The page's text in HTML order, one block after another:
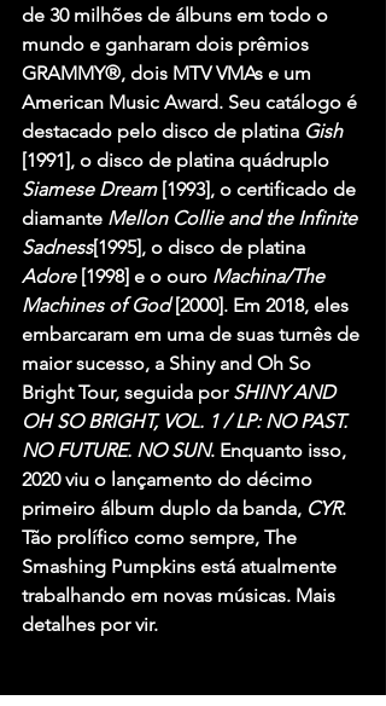
de 30 milhões de álbuns em todo o
mundo e ganharam dois prêmios
GRAMMY®, dois MTV VMAs e um
American Music Award. Seu catálogo é
destacado pelo disco de platina Gish
[1991], o disco de platina quádruplo
Siamese Dream [1993], o certificado de
diamante Mellon Collie and the Infinite
Sadness[1995], o disco de platina
Adore [1998] e o ouro Machina/The
Machines of God [2000]. Em 2018, eles
embarcaram em uma de suas turnês de
maior sucesso, a Shiny and Oh So
Bright Tour, seguida por SHINY AND
OH SO BRIGHT, VOL. 1 / LP: NO PAST.
NO FUTURE. NO SUN. Enquanto isso,
2020 viu o lançamento do décimo
primeiro álbum duplo da banda, CYR.
Tão prolífico como sempre, The
Smashing Pumpkins está atualmente
trabalhando em novas músicas. Mais
detalhes por vir.